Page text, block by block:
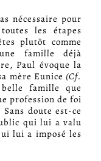
nécessaire pour
les étapes
plutôt comme
famille déjà
Paul évoque la
mère Eunice (Cf.
famille que
profession de foi
doute est-ce
qui lui a valu
lui a imposé les